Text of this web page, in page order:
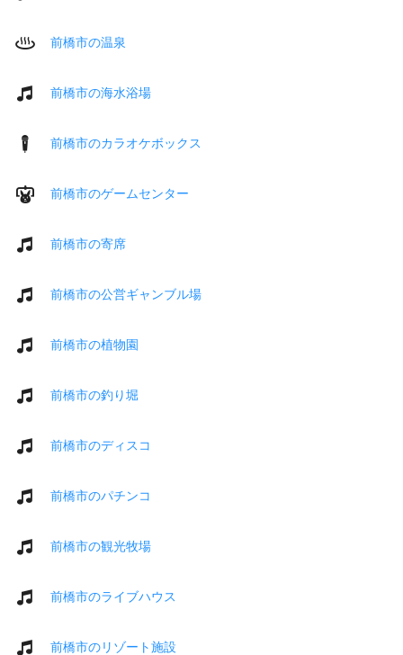
前橋市の温泉
前橋市の海水浴場
前橋市のカラオケボックス
前橋市のゲームセンター
前橋市の寄席
前橋市の公営ギャンブル場
前橋市の植物園
前橋市の釣り堀
前橋市のディスコ
前橋市のパチンコ
前橋市の観光牧場
前橋市のライブハウス
前橋市のリゾート施設